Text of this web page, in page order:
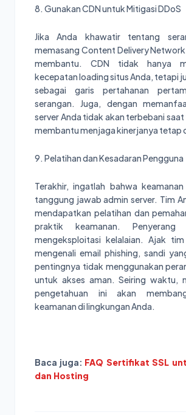
8. Gunakan CDN untuk Mitigasi DDoS
Jika Anda khawatir tentang
memasang Content Delivery
membantu. CDN tidak hanya
kecepatan loading situs Anda, tetapi
sebagai garis pertahanan
serangan. Juga, dengan
server Anda tidak akan terbebani
membantu menjaga kinerjanya tetap
9. Pelatihan dan Kesadaran Pengguna
Terakhir, ingatlah bahwa
tanggung jawab admin server. Tim
mendapatkan pelatihan dan
praktik keamanan.
mengeksploitasi kelalaian. Ajak
mengenali email phishing, sandi
pentingnya tidak menggunakan
untuk akses aman. Seiring waktu,
pengetahuan ini akan
keamanan di lingkungan Anda.
Baca juga: FAQ Sertifikat SSL
dan Hosting